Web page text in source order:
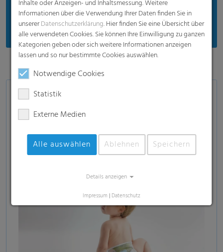
Spezialisiertes Kompetenzzentrum
Anwendungen
Babywindeln
Inkontinenzprodukte
Damenbinden
Inhalte oder Anzeigen- und Inhaltsmessung. Weitere
Informationen über die Verwendung Ihrer Daten finden Sie in
unsererDatenschutzerklärung. Hier finden Sie eine Übersicht über
alle verwendeten Cookies. Sie können Ihre Einwilligung zu ganzen
Kategorien geben oder sich weitere Informationen anzeigen
lassen und so nur bestimmte Cookies auswählen.
Notwendige Cookies
Statistik
Externe Medien
Alle auswählen Ablehnen Speichern
Details anzeigen
Impressum | Datenschutz